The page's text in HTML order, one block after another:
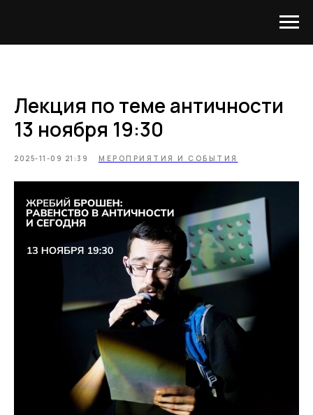
Лекция по теме античности
13 ноября 19:30
2025-11-09 21:39 МЕРОПРИЯТИЯ И СОБЫТИЯ